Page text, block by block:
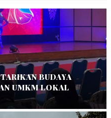
BUDAYA
UMKM LOKAL